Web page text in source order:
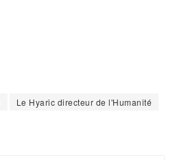
Le Hyaric directeur de l'Humanité